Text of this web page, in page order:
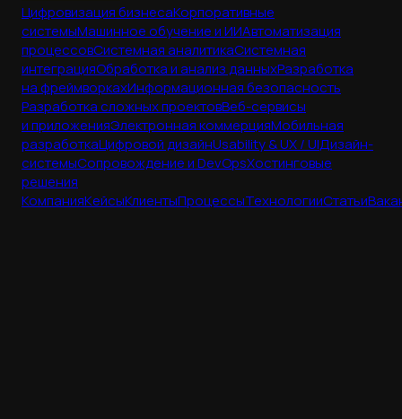
Цифровизация бизнесаКорпоративные
системыМашинное обучение и ИИАвтоматизация
процессовСистемная аналитикаСистемная
интеграцияОбработка и анализ данныхРазработка
на фреймворкахИнформационная безопасность
Разработка сложных проектовВеб-сервисы
и приложенияЭлектронная коммерцияМобильная
разработкаЦифровой дизайнUsability & UX / UIДизайн-
системыСопровождение и DevOpsХостинговые
решения
КомпанияКейсыКлиентыПроцессыТехнологииСтатьи